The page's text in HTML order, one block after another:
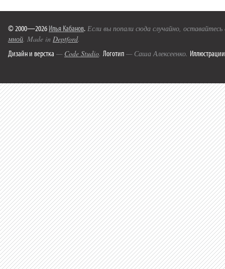
© 2000—2026 Илья Кабанов. Если вы попали сюда случайно,
мной. Made in Deptford.
Дизайн и верстка — Code Studio. Логотип — Саша Алексеенко. Иллюстрации